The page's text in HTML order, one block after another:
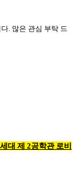
. 많은 관심 부탁 드
대 제 2공학관 로비